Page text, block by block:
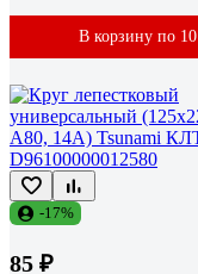
В корзину по 10
-17%
85 ₽